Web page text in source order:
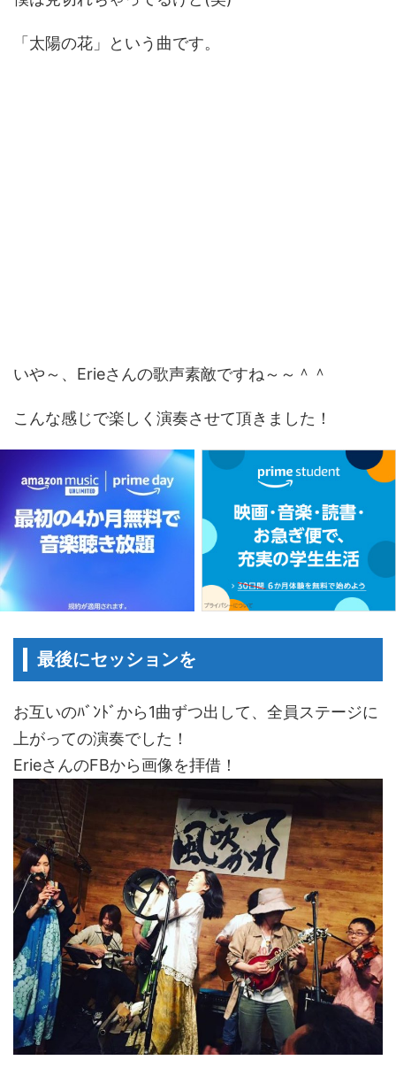
「太陽の花」という曲です。
いや～、Erieさんの歌声素敵ですね～～＾＾
こんな感じで楽しく演奏させて頂きました！
最後にセッションを
お互いのﾊﾞﾝﾄﾞから1曲ずつ出して、全員ステージに
上がっての演奏でした！
ErieさんのFBから画像を拝借！